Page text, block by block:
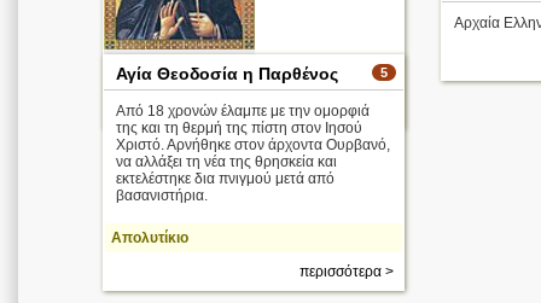
Απολυτίκιο
περισσότερα >
Αρχαία
5
Αγία Θεοδοσία η Παρθένος
Από 18 χρονών έλαμπε με την ομορφιά
της και τη θερμή της πίστη στον Ιησού
Χριστό. Αρνήθηκε στον άρχοντα Ουρβανό,
να αλλάξει τη νέα της θρησκεία και
εκτελέστηκε δια πνιγμού μετά από
βασανιστήρια.
Απολυτίκιο
περισσότερα >